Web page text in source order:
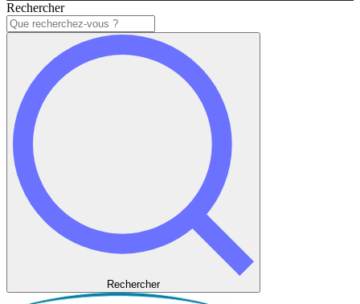
Rechercher
Rechercher